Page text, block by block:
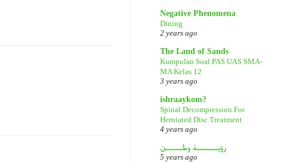
Negative Phenomena
Dining
2 years ago
The Land of Sands
Kumpulan Soal PAS UAS SMA-
MA Kelas 12
3 years ago
ishraaykom?
Spinal Decompression For
Herniated Disc Treatment
4 years ago
رؤيــــــة وطـــــن
5 years ago